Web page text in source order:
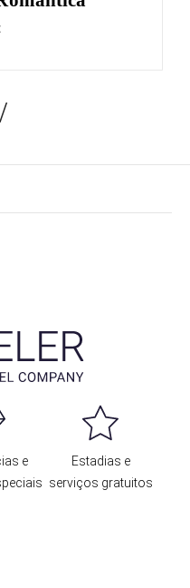
e
Estadias e
serviços gratuitos